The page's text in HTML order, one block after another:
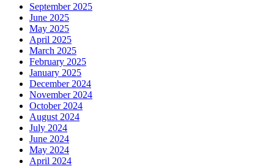
September 2025
June 2025
May 2025
April 2025
March 2025
February 2025
January 2025
December 2024
November 2024
October 2024
August 2024
July 2024
June 2024
May 2024
April 2024